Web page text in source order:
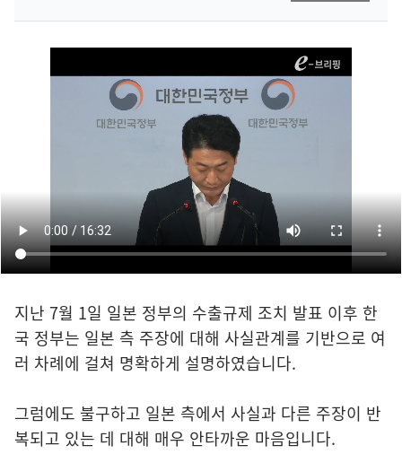
지난 7월 1일 일본 정부의 수출규제 조치 발표 이후 한
국 정부는 일본 측 주장에 대해 사실관계를 기반으로 여
러 차례에 걸쳐 명확하게 설명하였습니다.
그럼에도 불구하고 일본 측에서 사실과 다른 주장이 반
복되고 있는 데 대해 매우 안타까운 마음입니다.